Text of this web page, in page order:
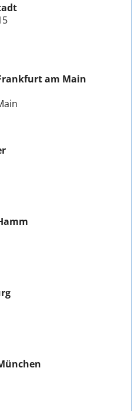
am Main